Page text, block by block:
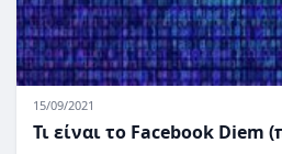
15/09/2021
Τι είναι το Facebook Diem